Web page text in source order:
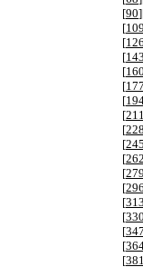
[90
[109
[126
[143
[160
[177
[
[211
[228
[245
[262
[279
[296
[313
[330
[347
[
[381